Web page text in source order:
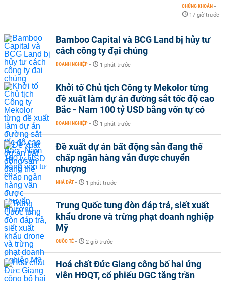
CHỨNG KHOÁN -
17 giờ trước
Bamboo Capital và BCG Land bị hủy tư
cách công ty đại chúng
DOANH NGHIỆP - 1 phút trước
Khởi tố Chủ tịch Công ty Mekolor từng
đề xuất làm dự án đường sắt tốc độ cao
Bắc - Nam 100 tỷ USD bằng vốn tự có
DOANH NGHIỆP - 1 phút trước
Đề xuất dự án bất động sản đang thế
chấp ngân hàng vẫn được chuyển
nhượng
NHÀ ĐẤT - 1 phút trước
Trung Quốc tung đòn đáp trả, siết xuất
khẩu drone và trừng phạt doanh nghiệp
Mỹ
QUỐC TẾ - 2 giờ trước
Hoá chất Đức Giang công bố hai ứng
viên HĐQT, cổ phiếu DGC tăng trần